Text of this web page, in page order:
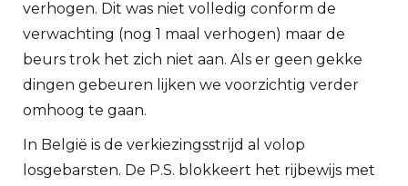
verhogen. Dit was niet volledig conform de
verwachting (nog 1 maal verhogen) maar de
beurs trok het zich niet aan. Als er geen gekke
dingen gebeuren lijken we voorzichtig verder
omhoog te gaan.
In België is de verkiezingsstrijd al volop
losgebarsten. De P.S. blokkeert het rijbewijs met